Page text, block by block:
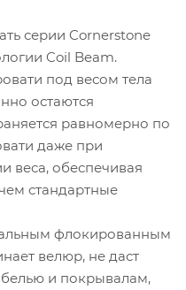
серии Cornerstone
Coil Beam.
под весом тела
остаются
равномерно по
даже при
веса, обеспечивая
стандартные
флокированным
велюр, не даст
белью и покрывалам,